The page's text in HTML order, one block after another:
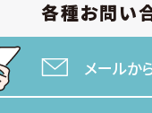
各種お問い
メールか